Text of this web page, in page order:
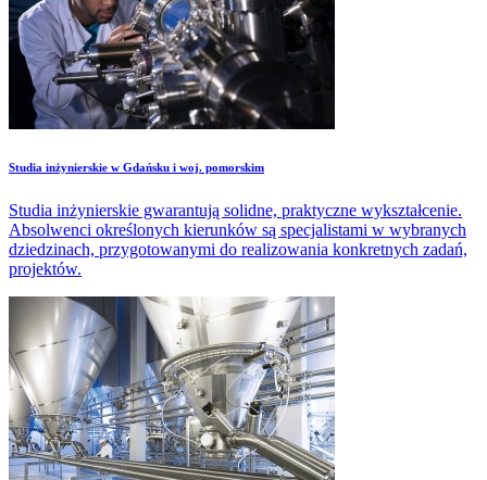
Studia inżynierskie w Gdańsku i woj. pomorskim
Studia inżynierskie gwarantują solidne, praktyczne wykształcenie.
Absolwenci określonych kierunków są specjalistami w wybranych
dziedzinach, przygotowanymi do realizowania konkretnych zadań,
projektów.